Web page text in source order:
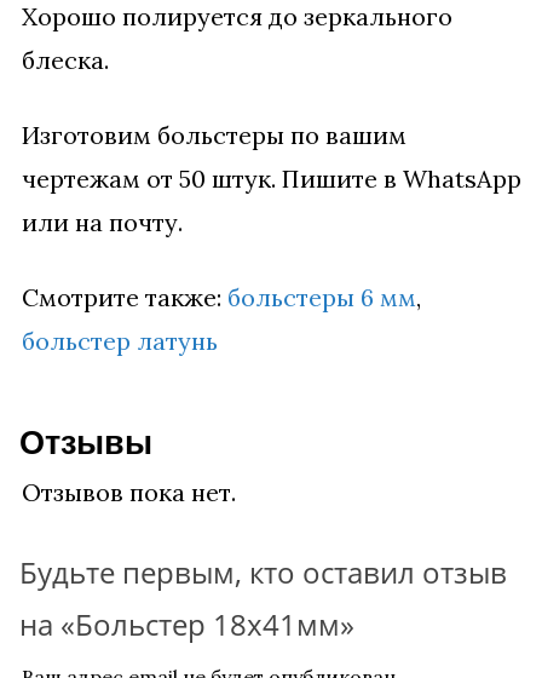
Хорошо полируется до зеркального
блеска.
Изготовим больстеры по вашим
чертежам от 50 штук. Пишите в WhatsApp
или на почту.
Смотрите также: больстеры 6 мм,
больстер латунь
Отзывы
Отзывов пока нет.
Будьте первым, кто оставил отзыв
на «Больстер 18х41мм»